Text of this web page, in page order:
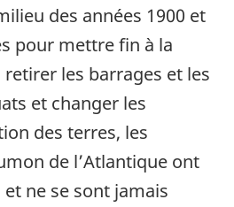
des années 1900 et
pour mettre fin à la
les barrages et les
et changer les
des terres, les
de l’Atlantique ont
ne se sont jamais